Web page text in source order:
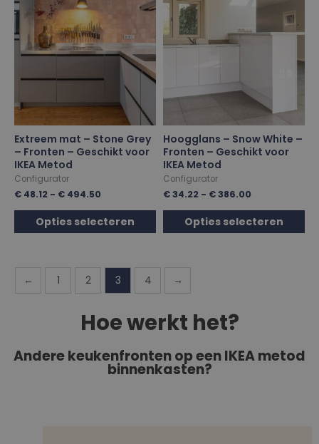
Extreem mat – Stone Grey
– Fronten – Geschikt voor
IKEA Metod
Configurator
€ 48.12 - € 494.50
Opties selecteren
Hoogglans – Snow White –
Fronten – Geschikt voor
IKEA Metod
Configurator
€34.22 - €386.00
Opties selecteren
← 1 2 3 4 →
Hoe werkt het?
Andere keukenfronten op een IKEA metod
binnenkasten?